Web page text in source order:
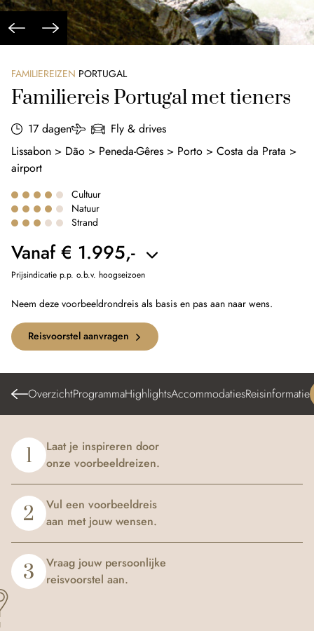
FAMILIEREIZEN PORTUGAL
Familiereis Portugal met tieners
17 dagen
Fly & drives
Lissabon > Dão > Peneda-Gêres > Porto > Costa da Prata >
airport
Cultuur
Natuur
Strand
Vanaf € 1.995,-
Prijsindicatie p.p. o.b.v. hoogseizoen
Neem deze voorbeeldrondreis als basis en pas aan naar wens.
Reisvoorstel aanvragen
OverzichtProgrammaHighlightsAccommodatiesReisinformatie
1
Laat je inspireren door
onze voorbeeldreizen.
2
Vul een voorbeeldreis
aan met jouw wensen.
3
Vraag jouw persoonlijke
reisvoorstel aan.